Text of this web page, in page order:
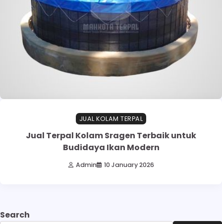
JUAL KOLAM TERPAL
Jual Terpal Kolam Sragen Terbaik untuk
Budidaya Ikan Modern
Admin 10 January 2026
Search